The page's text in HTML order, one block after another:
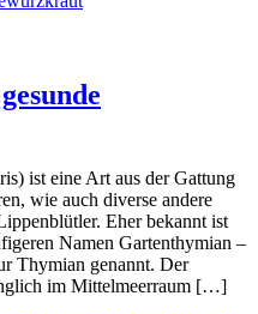
ist eine Art aus der Gattung
wie auch diverse andere
Eher bekannt ist
Namen Gartenthymian –
Thymian genannt. Der
im Mittelmeerraum […]